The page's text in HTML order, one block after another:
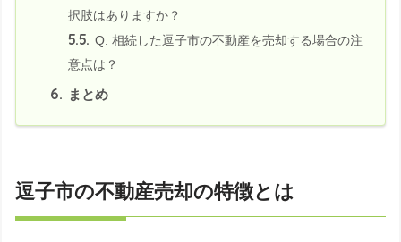
択肢はありますか？
5.5. Q. 相続した逗子市の不動産を売却する場合の注
意点は？
6. まとめ
逗子市の不動産売却の特徴とは